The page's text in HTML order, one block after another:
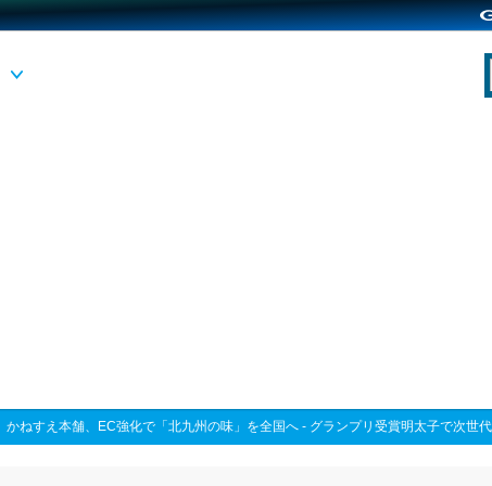
かねすえ本舗、EC強化で「北九州の味」を全国へ - グランプリ受賞明太子で次世